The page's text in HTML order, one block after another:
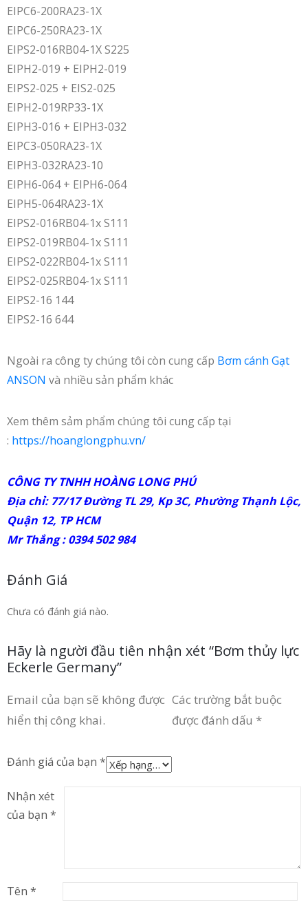
EIPC6-200RA23-1X
EIPC6-250RA23-1X
EIPS2-016RB04-1X S225
EIPH2-019 + EIPH2-019
EIPS2-025 + EIS2-025
EIPH2-019RP33-1X
EIPH3-016 + EIPH3-032
EIPC3-050RA23-1X
EIPH3-032RA23-10
EIPH6-064 + EIPH6-064
EIPH5-064RA23-1X
EIPS2-016RB04-1x S111
EIPS2-019RB04-1x S111
EIPS2-022RB04-1x S111
EIPS2-025RB04-1x S111
EIPS2-16 144
EIPS2-16 644
Ngoài ra công ty chúng tôi còn cung cấp Bơm cánh Gạt
ANSON và nhiều sản phẩm khác
Xem thêm sảm phẩm chúng tôi cung cấp tại
: https://hoanglongphu.vn/
CÔNG TY TNHH HOÀNG LONG PHÚ
Địa chỉ: 77/17 Đường TL 29, Kp 3C, Phường Thạnh Lộc,
Quận 12, TP HCM
Mr Thắng : 0394 502 984
Đánh Giá
Chưa có đánh giá nào.
Hãy là người đầu tiên nhận xét “Bơm thủy lực
Eckerle Germany”
Email của bạn sẽ không được
hiển thị công khai.
Các trường bắt buộc
được đánh dấu *
Đánh giá của bạn *
Nhận xét
của bạn *
Tên *